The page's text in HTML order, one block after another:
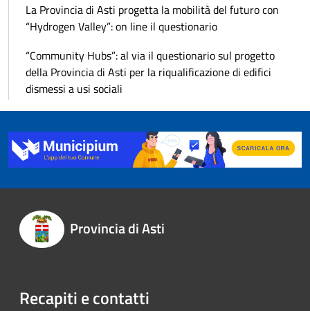
La Provincia di Asti progetta la mobilità del futuro con
“Hydrogen Valley”: on line il questionario
“Community Hubs”: al via il questionario sul progetto
della Provincia di Asti per la riqualificazione di edifici
dismessi a usi sociali
Provincia di Asti
Recapiti e contatti